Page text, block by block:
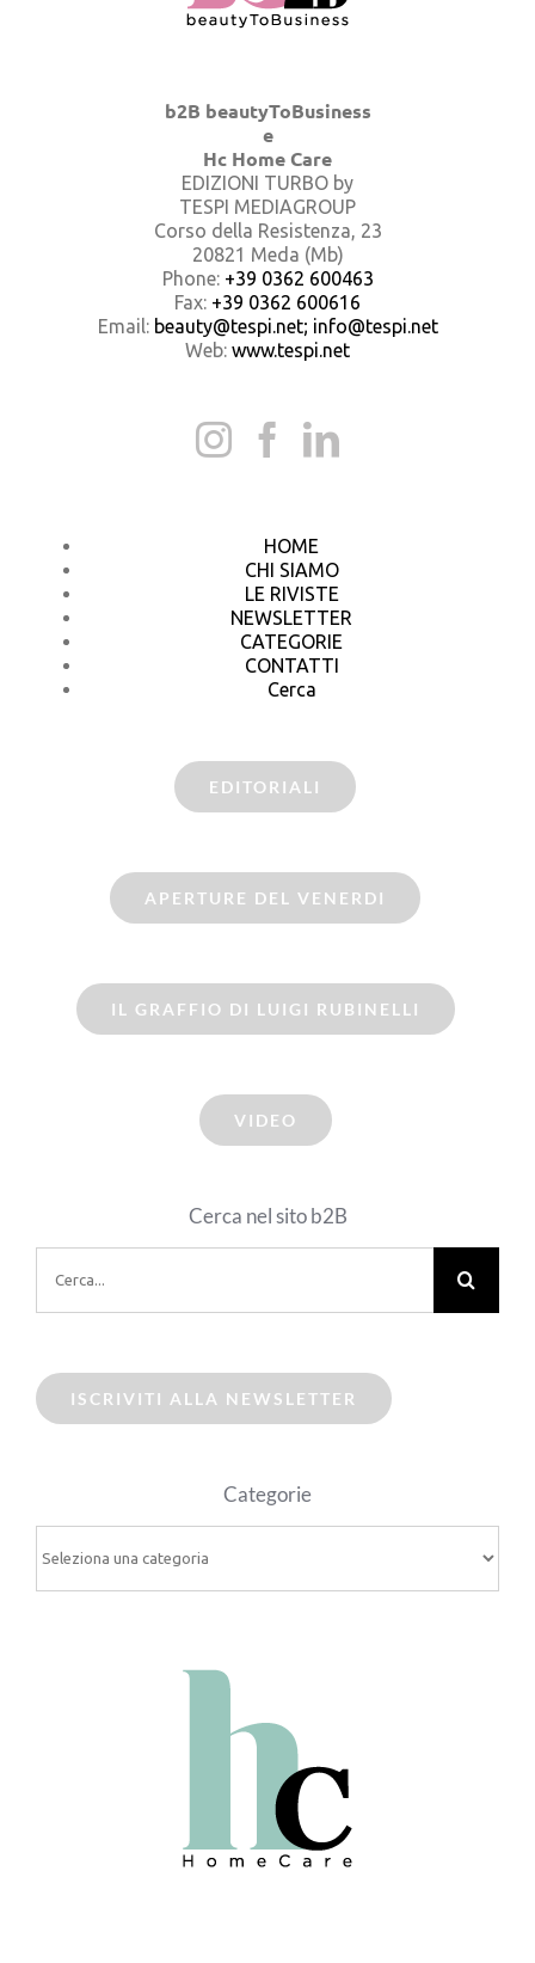
b2B beautyToBusiness
e
Hc Home Care
EDIZIONI TURBO by
TESPI MEDIAGROUP
Corso della Resistenza, 23
20821 Meda (Mb)
Phone: +39 0362 600463
Fax: +39 0362 600616
Email: beauty@tespi.net; info@tespi.net
Web: www.tespi.net
HOME
CHI SIAMO
LE RIVISTE
NEWSLETTER
CATEGORIE
CONTATTI
Cerca
EDITORIALI
APERTURE DEL VENERDI
IL GRAFFIO DI LUIGI RUBINELLI
VIDEO
Cerca nel sito b2B
per:
ISCRIVITI ALLA NEWSLETTER
Categorie